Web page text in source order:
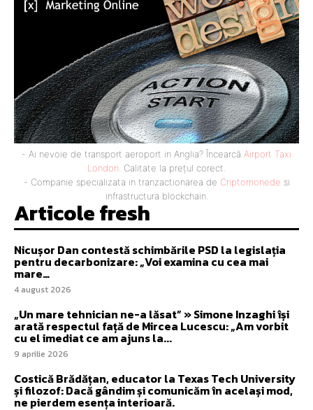
- Ai nevoie de transport aeroport in Anglia? Încearcă Airport Taxi
London . Calitate la prețul corect.
- Companie specializata in tranzactionarea de Criptomonede si
infrastructura blockchain.
Articole fresh
Nicușor Dan contestă schimbările PSD la legislația
pentru decarbonizare: „Voi examina cu cea mai
mare…
4 august 2026
„Un mare tehnician ne-a lăsat” » Simone Inzaghi își
arată respectul față de Mircea Lucescu: „Am vorbit
cu el imediat ce am ajuns la...
9 aprilie 2026
Costică Brădățan, educator la Texas Tech University
și filozof: Dacă gândim și comunicăm în același mod,
ne pierdem esența interioară.